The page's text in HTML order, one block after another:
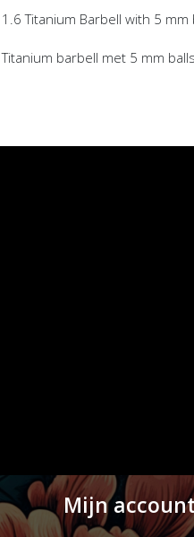
1.6 Titanium Barbell with 5 mm
Titanium barbell met 5 mm
Mijn